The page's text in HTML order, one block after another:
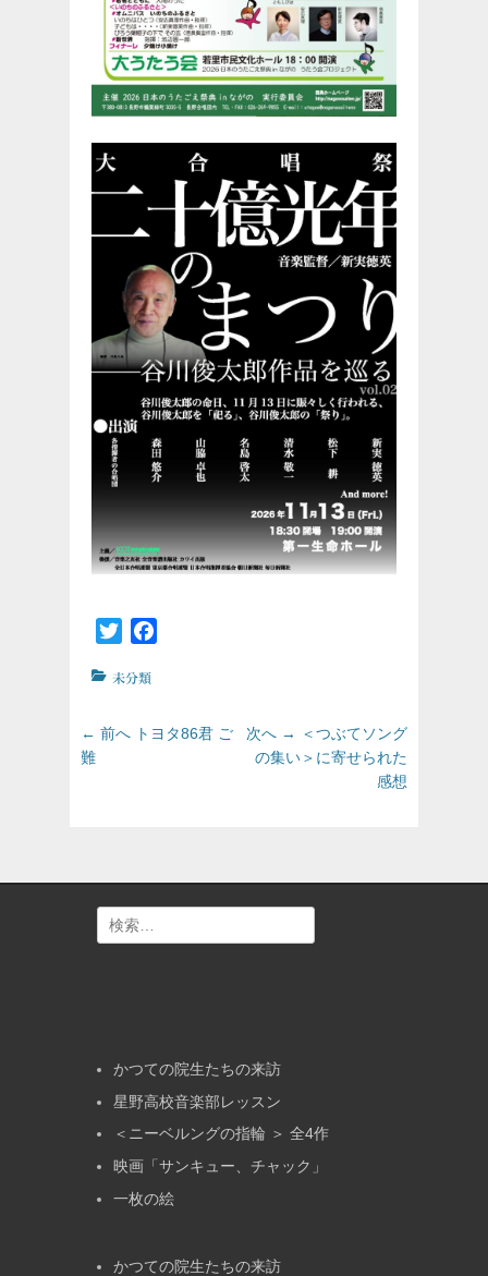
Twitter
カ
リ
ー
未分類
投
稿
ン
← 前へ 前
トヨタ86君 ご
難
次へ →
次
の
＜つぶてソング
の集い＞に寄せられた
感想
索:
かつての院生たちの来訪
星野高校音楽部レッスン
＜ニーベルングの指輪 ＞ 全4作
映画「サンキュー、チャック」
一枚の絵
かつての院生たちの来訪